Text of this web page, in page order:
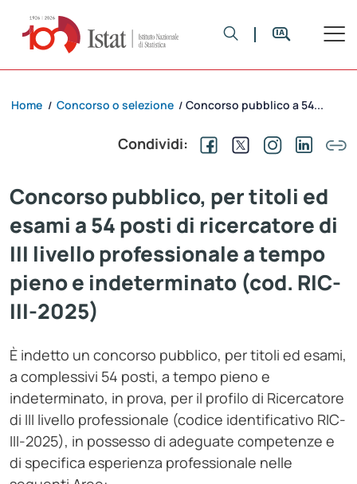
Home / Concorso o selezione / Concorso pubblico a 54...
Condividi:
Concorso pubblico, per titoli ed
esami a 54 posti di ricercatore di
III livello professionale a tempo
pieno e indeterminato (cod. RIC-
III-2025)
È indetto un concorso pubblico, per titoli ed esami,
a complessivi 54 posti, a tempo pieno e
indeterminato, in prova, per il profilo di Ricercatore
di III livello professionale (codice identificativo RIC-
III-2025), in possesso di adeguate competenze e
di specifica esperienza professionale nelle